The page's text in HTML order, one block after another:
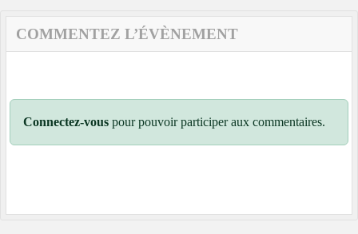
COMMENTEZ L’ÉVÈNEMENT
Connectez-vous pour pouvoir participer aux commentaires.